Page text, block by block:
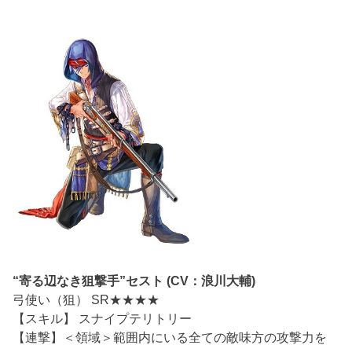
“寄る辺なき狙撃手”セスト (CV：浪川大輔)
弓使い（狙） SR★★★★
【スキル】 スナイプテリトリー
【連撃】＜領域＞範囲内にいる全ての敵味方の攻撃力を